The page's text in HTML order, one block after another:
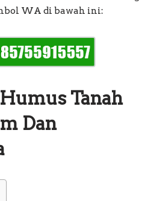
WA di bawah ini:
Tanah
Dan